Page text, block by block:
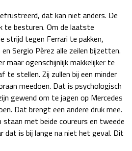
dat kan niet anders. De
te besturen. Om de laatste
strijd tegen Ferrari te pakken,
Sergio Pèrez alle zeilen bijzetten.
maar ogenschijnlijk makkelijker te
te stellen. Zij zullen bij een minder
meedoen. Dat is psychologisch
gewend om te jagen op Mercedes
Dat brengt een andere druk mee.
met beide coureurs en tweede
dat is bij lange na niet het geval. Dit